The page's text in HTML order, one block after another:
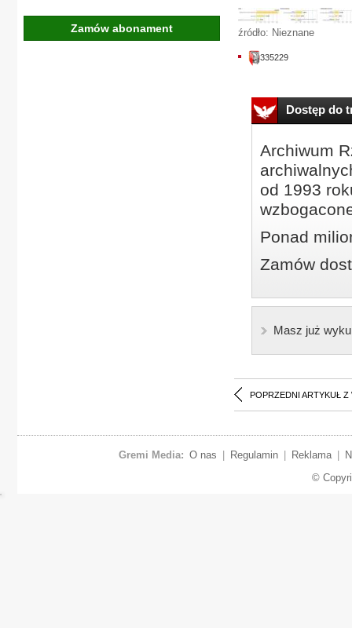
źródło: Nieznane
335229
Dostęp do
Archiwum
od 1993
Ponad
Zamów
Masz już
POPRZEDNI ARTYKUŁ Z
Zamów abonament
Gremi Media: O nas Regulamin Reklama
©